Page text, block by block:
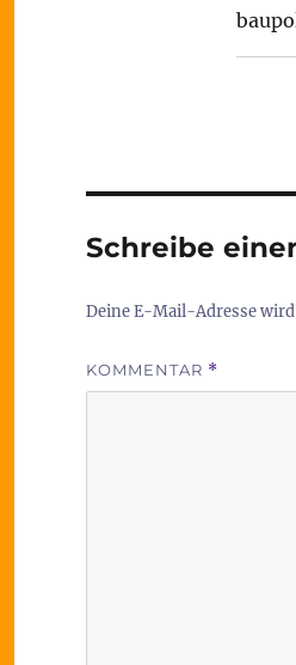
Schreibe
Deine E-Mail-Adresse
KOMMENTAR *